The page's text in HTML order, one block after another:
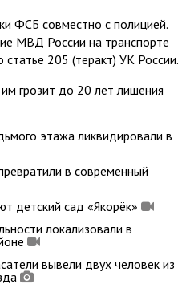
ФСБ совместно с полицией.
МВД России на транспорте
205 (теракт) УК России.
грозит до 20 лет лишения
этажа ликвидировали в
в современный
детский сад «Якорёк»
локализовали в
вывели двух человек из